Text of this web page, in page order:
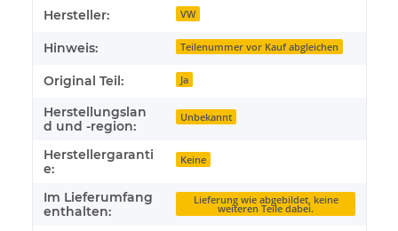
Hersteller: VW
Hinweis: Teilenummer vor Kauf abgleichen
Original Teil: Ja
Herstellungslan
d und -region:
Unbekannt
Herstellergaranti
e:
Keine
Im Lieferumfang
enthalten:
Lieferung wie abgebildet, keine
weiteren Teile dabei.